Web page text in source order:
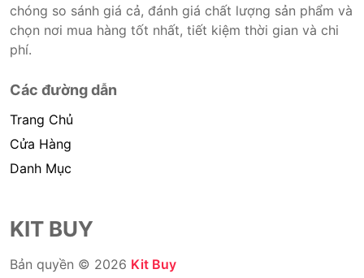
chóng so sánh giá cả, đánh giá chất lượng sản phẩm và
chọn nơi mua hàng tốt nhất, tiết kiệm thời gian và chi
phí.
Các đường dẫn
Trang Chủ
Cửa Hàng
Danh Mục
KIT BUY
Bản quyền © 2026 Kit Buy